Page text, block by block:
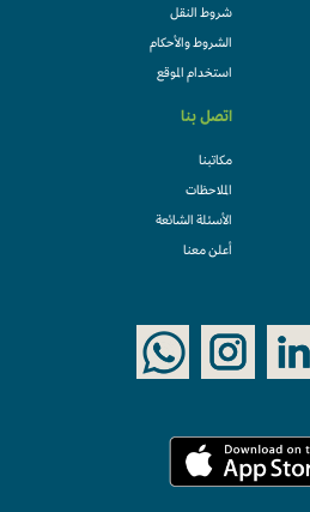
شروط النقل
الشروط والأحكام
استخدام الموقع
اتصل بنا
مكاتبنا
الملاحظات
الأسئلة الشائعة
أعلن معنا